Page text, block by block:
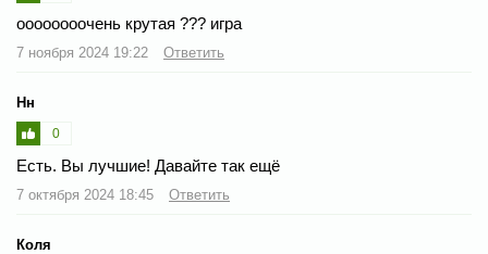
оооооооочень крутая ?️??️ игра
7 ноября 2024 19:22 Ответить
Нн
0
Есть. Вы лучшие! Давайте так ещё
7 октября 2024 18:45 Ответить
Коля